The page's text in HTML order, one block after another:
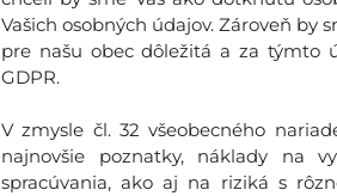
Vašich osobných údajov. Zároveň by
pre našu obec dôležitá a za týmto
GDPR.
V zmysle čl. 32 všeobecného
najnovšie poznatky, náklady na
spracúvania, ako aj na riziká s